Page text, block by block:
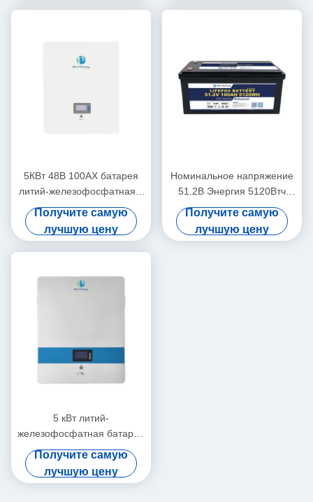
5КВт 48В 100АХ батарея
литий-железофосфатная с
Bluetooth
Получите самую
лучшую цену
Номинальное напряжение
51.2В Энергия 5120Втч
5кВт 48В 100Ач LiFePO4
батарея с опциональным
Bluetooth и самонагревом
Получите самую
лучшую цену
5 кВт литий-
железофосфатная батарея
для жилых помещений
Получите самую
лучшую цену